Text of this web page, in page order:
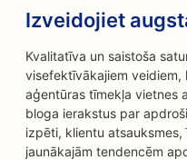
Izveidojiet
Kvalitatīva un saistoša
visefektīvākajiem veidiem,
aģentūras tīmekļa vietnes
bloga ierakstus par
izpēti, klientu
jaunākajām tendencēm